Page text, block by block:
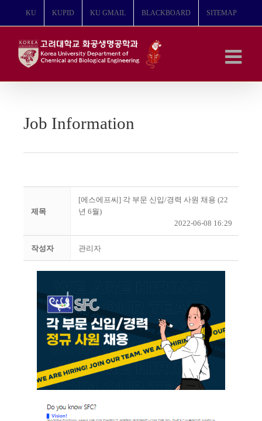
뛰
KU KUPID KU GMAIL BLACKBOARD SITEMAP
Job Information
제목
[에스에프씨] 각 부문 신입/경력 사원 채용 (22
년 6월)
2022-06-08 16:29
작성자 관리자